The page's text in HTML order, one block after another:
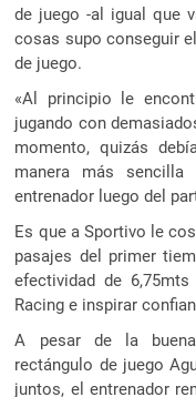
de juego -al igual que
cosas supo conseguir
de juego.
«Al principio le
jugando con
momento, quizás
manera más
entrenador luego del
Es que a Sportivo le
pasajes del primer
efectividad de
Racing e inspirar
A pesar de la
rectángulo de juego
juntos, el entrenador